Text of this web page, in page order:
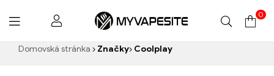
Myvapesite.de
0
Domovská stránka Značky Coolplay